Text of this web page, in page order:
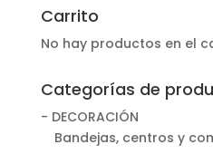
Carrito
No hay productos en el
Categorías de
- DECORACIÓN
Bandejas, centros y